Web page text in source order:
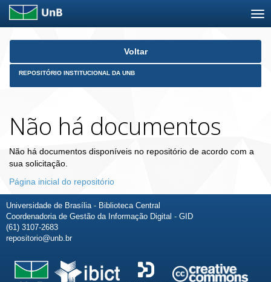
Skip
Voltar
REPOSITÓRIO INSTITUCIONAL DA UNB
Não há documentos
Não há documentos disponíveis no repositório de acordo com a
sua solicitação.
Página inicial do repositório
Universidade de Brasília - Biblioteca Central
Coordenadoria de Gestão da Informação Digital - GID
(61) 3107-2683
repositorio@unb.br